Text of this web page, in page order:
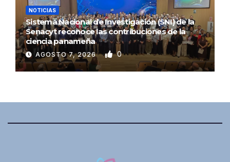
NOTICIAS
Sistema Nacional de Investigación (SNI) de la
Senacyt reconoce las contribuciones de la
ciencia panameña
AGOSTO 7, 2026 0